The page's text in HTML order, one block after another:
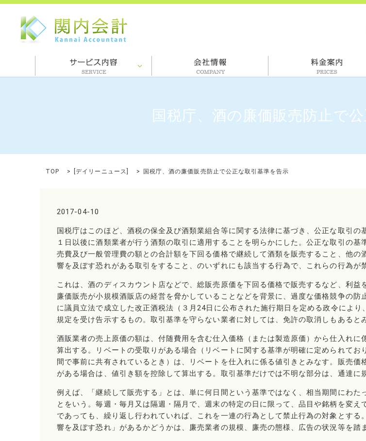
国税庁、酒の廉価販売防止で
TOP [デイリーニュース 国税庁、酒の廉価販売防止で公正な取引基準を告示
2017-04-10
国税庁はこのほど、酒税の保全及び酒類業組合等に関する法律に基づき、公正な取引の
１日以後に酒類業者が行う酒類の取引に適用することを明らかにした。公正な取引の基
売費及び一般管理費の額との合計額を下回る価格で継続して酒類を販売すること、他の
響を及ぼす恐れがある取引をすること、のいずれにも該当する行為で、これらの行為が
これは、酒のディスカウント店などで、総販売原価を下回る価格で販売するなど、利益
廉価販売が小規模酒販店の経営を脅かしていることなどを背景に、過度な価格競争の防
に議員立法で成立した改正酒税法（３月24日に公布された施行期日を定める政令により
規定を受け告示するもの。取引基準を守らない業者に対しては、免許の取消しもあると
酒販業者の売上原価の額は、付随費用を含む仕入価格（または製造原価）から仕入れに
算出する。リベートの受取りがある場合（リベートに関する基準が明確に定められてお
間で事前に共有されているとき）は、リベートを仕入れに係る値引きとみなす。販売価
がある場合は、値引き額を控除して算出する。取引基準だけでは不明な部分は、通達に
例えば、「継続して販売する」とは、単に何日間という基準ではなく、相当期間にわた
とをいう。毎週・毎月又は隔週・隔月で、週末の特定の日に限って、品目や銘柄を変え
であっても、繰り返し行われていれば、これを一連の行為として禁止行為の対象とする
響を及ぼす恐れ」があるかどうかは、廉売業者の規模、廉売の態様、広告の状況等を踏